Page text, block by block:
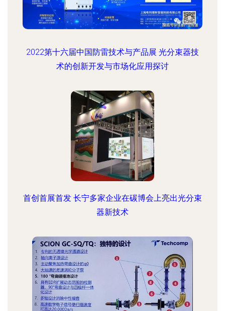
2022第十六届中国防雷技术与产品展 光分束器技
术的创新开发与市场化应用探讨
首创首展首发 长宁多家企业在碳博会上亮出光分束
器新技术